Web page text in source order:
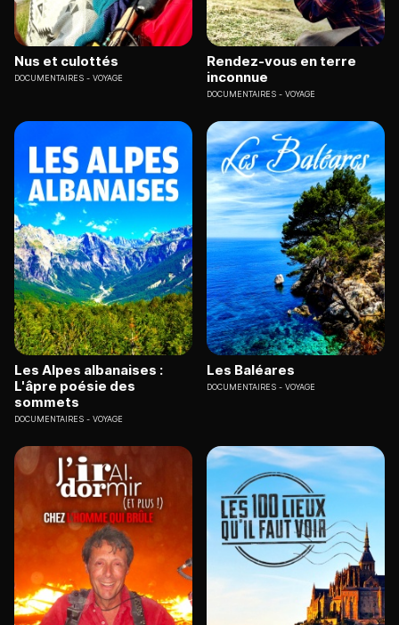
Nus et culottés
DOCUMENTAIRES VOYAGE
Rendez-vous en terre
inconnue
DOCUMENTAIRES VOYAGE
Les Alpes albanaises :
L'âpre poésie des
sommets
DOCUMENTAIRES VOYAGE
Les Baléares
DOCUMENTAIRES VOYAGE